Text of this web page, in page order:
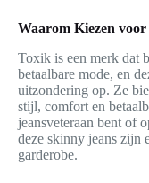
Waarom Kiezen voor
Toxik is een merk dat
betaalbare mode, en
uitzondering op. Ze
stijl, comfort en
jeansveteraan bent of
deze skinny jeans zijn
garderobe.